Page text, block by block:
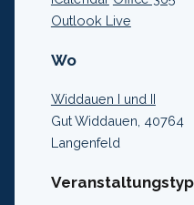
Outlook Live
Wo
Widdauen I und II
Gut Widdauen, 40764
Langenfeld
Veranstaltungstyp